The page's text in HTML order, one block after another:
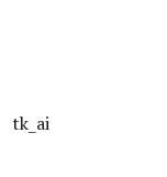
tk_ai